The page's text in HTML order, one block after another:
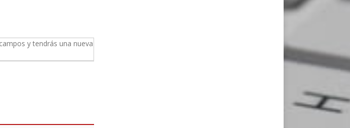
y tendrás una nueva